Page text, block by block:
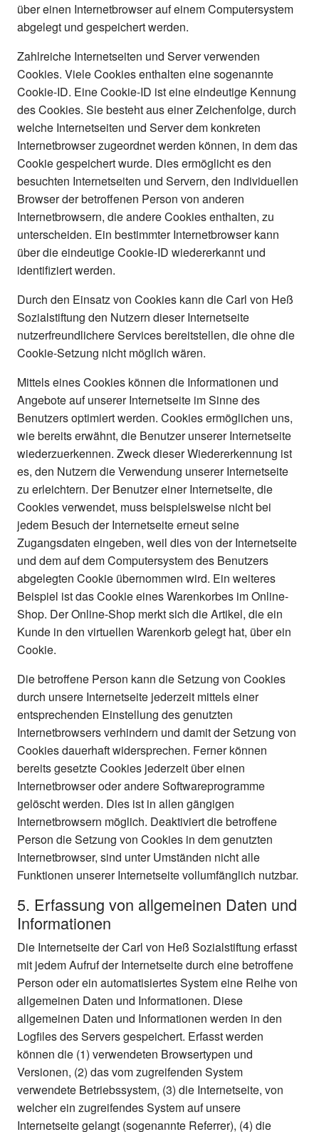
über einen Internetbrowser auf einem Computersystem
abgelegt und gespeichert werden.
Zahlreiche Internetseiten und Server verwenden
Cookies. Viele Cookies enthalten eine sogenannte
Cookie-ID. Eine Cookie-ID ist eine eindeutige Kennung
des Cookies. Sie besteht aus einer Zeichenfolge, durch
welche Internetseiten und Server dem konkreten
Internetbrowser zugeordnet werden können, in dem das
Cookie gespeichert wurde. Dies ermöglicht es den
besuchten Internetseiten und Servern, den individuellen
Browser der betroffenen Person von anderen
Internetbrowsern, die andere Cookies enthalten, zu
unterscheiden. Ein bestimmter Internetbrowser kann
über die eindeutige Cookie-ID wiedererkannt und
identifiziert werden.
Durch den Einsatz von Cookies kann die Carl von Heß
Sozialstiftung den Nutzern dieser Internetseite
nutzerfreundlichere Services bereitstellen, die ohne die
Cookie-Setzung nicht möglich wären.
Mittels eines Cookies können die Informationen und
Angebote auf unserer Internetseite im Sinne des
Benutzers optimiert werden. Cookies ermöglichen uns,
wie bereits erwähnt, die Benutzer unserer Internetseite
wiederzuerkennen. Zweck dieser Wiedererkennung ist
es, den Nutzern die Verwendung unserer Internetseite
zu erleichtern. Der Benutzer einer Internetseite, die
Cookies verwendet, muss beispielsweise nicht bei
jedem Besuch der Internetseite erneut seine
Zugangsdaten eingeben, weil dies von der Internetseite
und dem auf dem Computersystem des Benutzers
abgelegten Cookie übernommen wird. Ein weiteres
Beispiel ist das Cookie eines Warenkorbes im Online-
Shop. Der Online-Shop merkt sich die Artikel, die ein
Kunde in den virtuellen Warenkorb gelegt hat, über ein
Cookie.
Die betroffene Person kann die Setzung von Cookies
durch unsere Internetseite jederzeit mittels einer
entsprechenden Einstellung des genutzten
Internetbrowsers verhindern und damit der Setzung von
Cookies dauerhaft widersprechen. Ferner können
bereits gesetzte Cookies jederzeit über einen
Internetbrowser oder andere Softwareprogramme
gelöscht werden. Dies ist in allen gängigen
Internetbrowsern möglich. Deaktiviert die betroffene
Person die Setzung von Cookies in dem genutzten
Internetbrowser, sind unter Umständen nicht alle
Funktionen unserer Internetseite vollumfänglich nutzbar.
5. Erfassung von allgemeinen Daten und
Informationen
Die Internetseite der Carl von Heß Sozialstiftung erfasst
mit jedem Aufruf der Internetseite durch eine betroffene
Person oder ein automatisiertes System eine Reihe von
allgemeinen Daten und Informationen. Diese
allgemeinen Daten und Informationen werden in den
Logfiles des Servers gespeichert. Erfasst werden
können die (1) verwendeten Browsertypen und
Versionen, (2) das vom zugreifenden System
verwendete Betriebssystem, (3) die Internetseite, von
welcher ein zugreifendes System auf unsere
Internetseite gelangt (sogenannte Referrer), (4) die